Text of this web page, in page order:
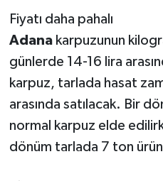
Fiyatı daha pahalı
Adanakarpuzunun
günlerde 14-16 lira
karpuz, tarlada hasat
arasında satılacak. Bir
normal karpuz elde
dönüm tarlada 7 ton